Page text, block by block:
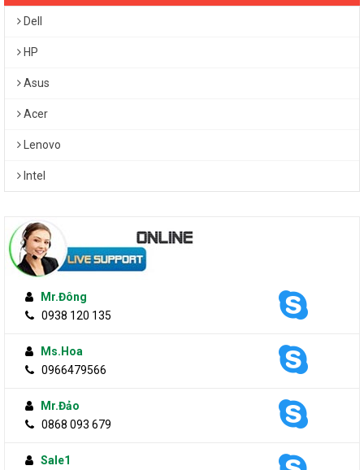
Dell
HP
Asus
Acer
Lenovo
Intel
Mr.Đông
0938 120 135
Ms.Hoa
0966479566
Mr.Đảo
0868 093 679
Sale1